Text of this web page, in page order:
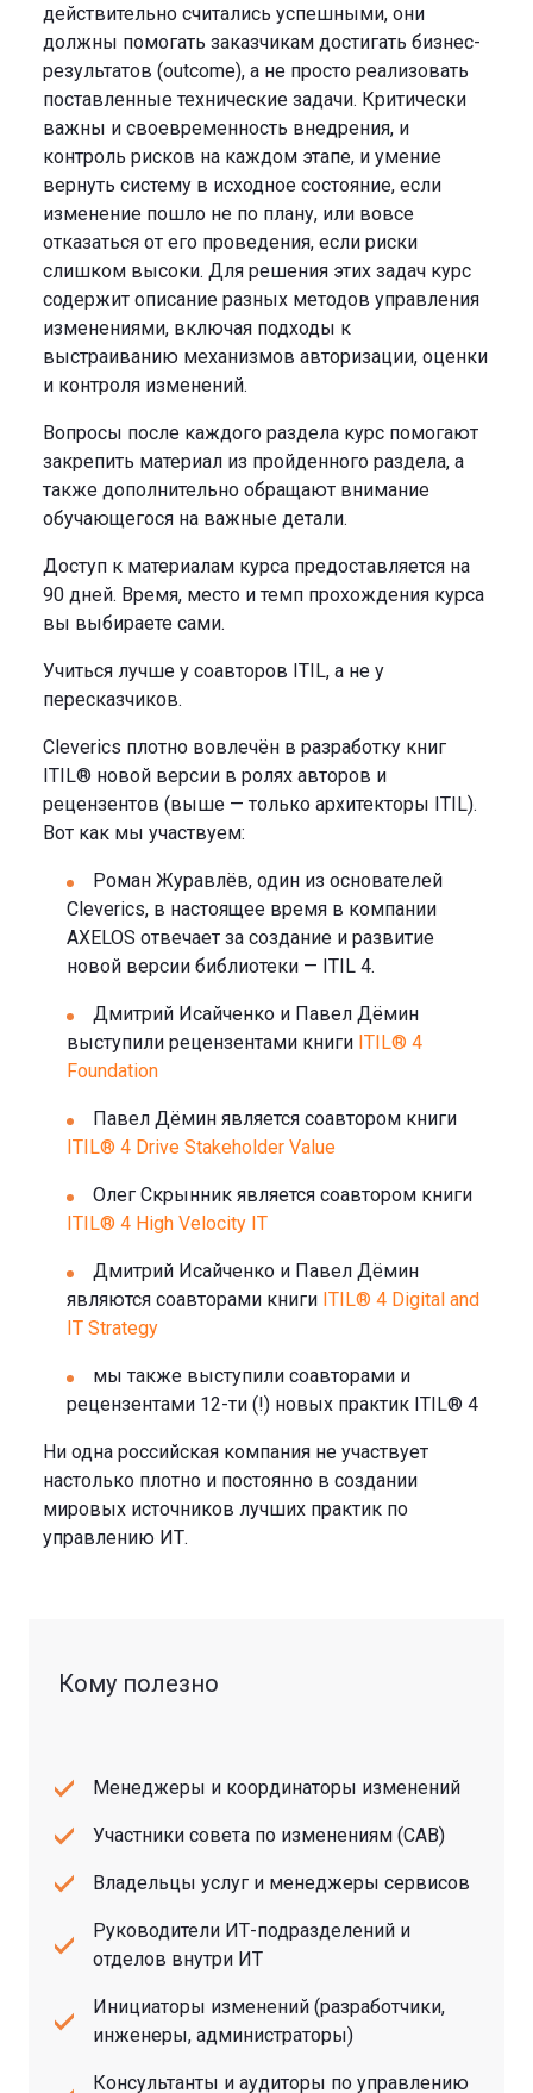
действительно считались успешными, они
должны помогать заказчикам достигать бизнес-
результатов (outcome), а не просто реализовать
поставленные технические задачи. Критически
важны и своевременность внедрения, и
контроль рисков на каждом этапе, и умение
вернуть систему в исходное состояние, если
изменение пошло не по плану, или вовсе
отказаться от его проведения, если риски
слишком высоки. Для решения этих задач курс
содержит описание разных методов управления
изменениями, включая подходы к
выстраиванию механизмов авторизации, оценки
и контроля изменений.
Вопросы после каждого раздела курс помогают
закрепить материал из пройденного раздела, а
также дополнительно обращают внимание
обучающегося на важные детали.
Доступ к материалам курса предоставляется на
90 дней. Время, место и темп прохождения курса
вы выбираете сами.
Учиться лучше у соавторов ITIL, а не у
пересказчиков.
Cleverics плотно вовлечён в разработку книг
ITIL® новой версии в ролях авторов и
рецензентов (выше — только архитекторы ITIL).
Вот как мы участвуем:
Роман Журавлёв, один из основателей
Cleverics, в настоящее время в компании
AXELOS отвечает за создание и развитие
новой версии библиотеки — ITIL 4.
Дмитрий Исайченко и Павел Дёмин
выступили рецензентами книги ITIL® 4
Foundation
Павел Дёмин является соавтором книги
ITIL® 4 Drive Stakeholder Value
Олег Скрынник является соавтором книги
ITIL® 4 High Velocity IT
Дмитрий Исайченко и Павел Дёмин
являются соавторами книги ITIL® 4 Digital and
IT Strategy
мы также выступили соавторами и
рецензентами 12-ти (!) новых практик ITIL® 4
Ни одна российская компания не участвует
настолько плотно и постоянно в создании
мировых источников лучших практик по
управлению ИТ.
Кому полезно
Менеджеры и координаторы изменений
Участники совета по изменениям (CAB)
Владельцы услуг и менеджеры сервисов
Руководители ИТ-подразделений и
отделов внутри ИТ
Инициаторы изменений (разработчики,
инженеры, администраторы)
Консультанты и аудиторы по управлению